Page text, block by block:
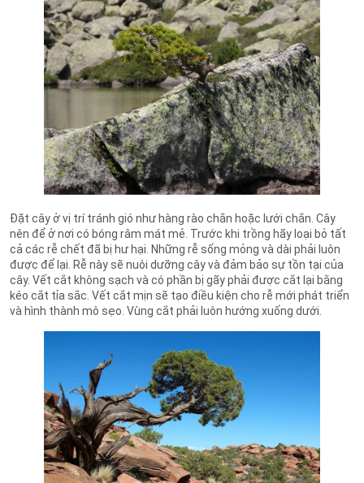
Đặt cây ở vị trí tránh gió như hàng rào chắn hoặc lưới chắn. Cây
nên để ở nơi có bóng râm mát mẻ. Trước khi trồng hãy loại bỏ tất
cả các rễ chết đã bị hư hại. Những rễ sống mỏng và dài phải luôn
được để lại. Rễ này sẽ nuôi dưỡng cây và đảm bảo sự tồn tại của
cây. Vết cắt không sạch và có phần bị gãy phải được cắt lại bằng
kéo cắt tỉa sắc. Vết cắt mịn sẽ tạo điều kiện cho rễ mới phát triển
và hình thành mô sẹo. Vùng cắt phải luôn hướng xuống dưới.